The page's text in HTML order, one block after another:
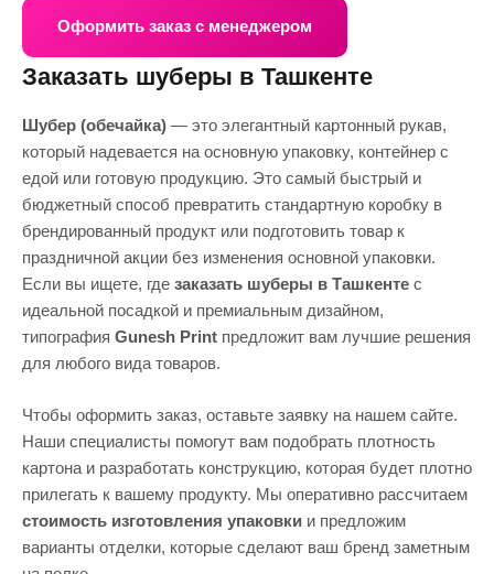
Оформить заказ с менеджером
Заказать шуберы в Ташкенте
Шубер (обечайка) — это элегантный картонный рукав,
который надевается на основную упаковку, контейнер с
едой или готовую продукцию. Это самый быстрый и
бюджетный способ превратить стандартную коробку в
брендированный продукт или подготовить товар к
праздничной акции без изменения основной упаковки.
Если вы ищете, где заказать шуберы в Ташкенте с
идеальной посадкой и премиальным дизайном,
типография Gunesh Print предложит вам лучшие решения
для любого вида товаров.
Чтобы оформить заказ, оставьте заявку на нашем сайте.
Наши специалисты помогут вам подобрать плотность
картона и разработать конструкцию, которая будет плотно
прилегать к вашему продукту. Мы оперативно рассчитаем
стоимость изготовления упаковки и предложим
варианты отделки, которые сделают ваш бренд заметным